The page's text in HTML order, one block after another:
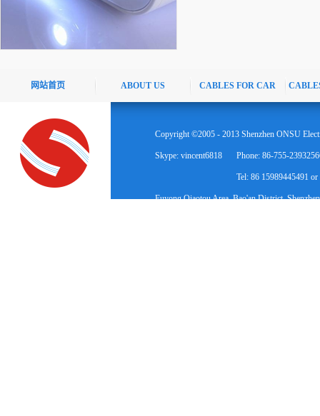
网站首页 ABOUT US CABLES FOR CAR
Skype: vincent6818 Phone: 86-755-
Tel: 86 15989445491
Fuyong Qiaotou Area, Bao'an District,
Copyright ©2005 - 2013 Shenzhen ONSU